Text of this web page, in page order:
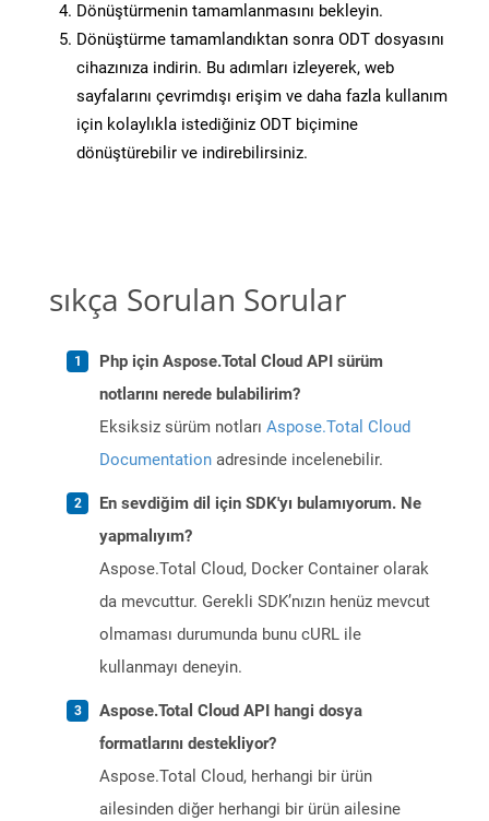
Dönüştürmenin tamamlanmasını bekleyin.
Dönüştürme tamamlandıktan sonra ODT dosyasını
cihazınıza indirin. Bu adımları izleyerek, web
sayfalarını çevrimdışı erişim ve daha fazla kullanım
için kolaylıkla istediğiniz ODT biçimine
dönüştürebilir ve indirebilirsiniz.
sıkça Sorulan Sorular
Php için Aspose.Total Cloud API sürüm
notlarını nerede bulabilirim?
Eksiksiz sürüm notları Aspose.Total Cloud
Documentation adresinde incelenebilir.
En sevdiğim dil için SDK'yı bulamıyorum. Ne
yapmalıyım?
Aspose.Total Cloud, Docker Container olarak
da mevcuttur. Gerekli SDK’nızın henüz mevcut
olmaması durumunda bunu cURL ile
kullanmayı deneyin.
Aspose.Total Cloud API hangi dosya
formatlarını destekliyor?
Aspose.Total Cloud, herhangi bir ürün
ailesinden diğer herhangi bir ürün ailesine